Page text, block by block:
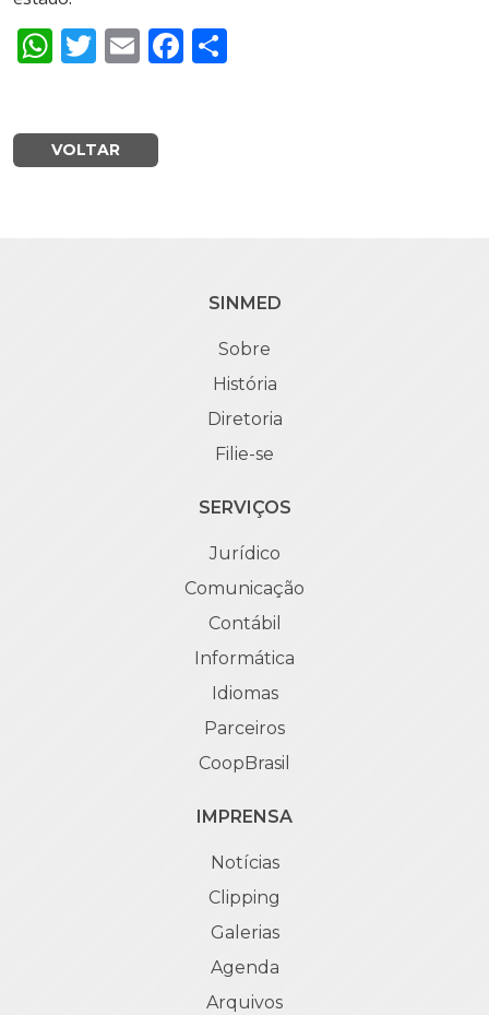
WhatsApp
Twitter
EmailFacebook
VOLTAR
SINMED
Sobre
História
Diretoria
Filie-se
SERVIÇOS
Jurídico
Comunicação
Contábil
Informática
Idiomas
Parceiros
CoopBrasil
IMPRENSA
Notícias
Clipping
Galerias
Agenda
Arquivos